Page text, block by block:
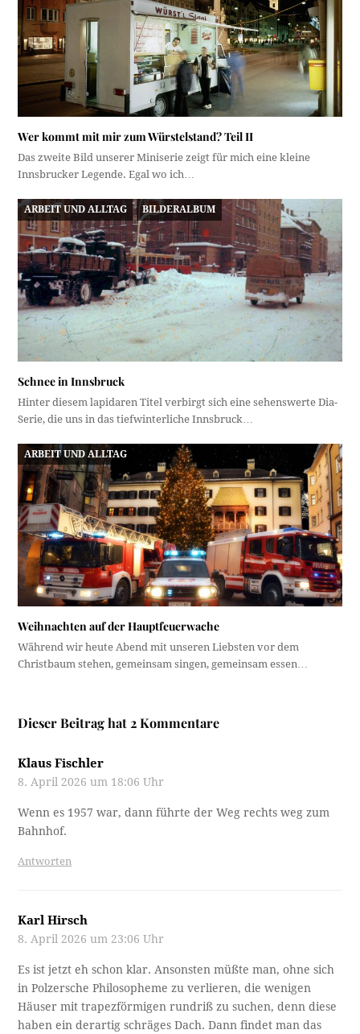
Wer kommt mit mir zum Würstelstand? Teil II
Das zweite Bild unserer Miniserie zeigt für mich eine kleine
Innsbrucker Legende. Egal wo ich…
ARBEIT UND ALLTAG BILDERALBUM
Schnee in Innsbruck
Hinter diesem lapidaren Titel verbirgt sich eine sehenswerte Dia-
Serie, die uns in das tiefwinterliche Innsbruck…
ARBEIT UND ALLTAG
Weihnachten auf der Hauptfeuerwache
Während wir heute Abend mit unseren Liebsten vor dem
Christbaum stehen, gemeinsam singen, gemeinsam essen…
Dieser Beitrag hat 2 Kommentare
Klaus Fischler
8. April 2026 um 18:06 Uhr
Wenn es 1957 war, dann führte der Weg rechts weg zum
Bahnhof.
Antworten
Karl Hirsch
8. April 2026 um 23:06 Uhr
Es ist jetzt eh schon klar. Ansonsten müßte man, ohne sich
in Polzersche Philosopheme zu verlieren, die wenigen
Häuser mit trapezförmigen rundriß zu suchen, denn diese
haben ein derartig schräges Dach. Dann findet man das